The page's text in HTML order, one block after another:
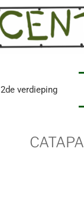
2de verdieping
CATAPA